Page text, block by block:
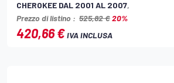
CHEROKEE DAL 2001 AL 2007,
Prezzo di listino : 525,82 €20%
420,66 €IVA INCLUSA